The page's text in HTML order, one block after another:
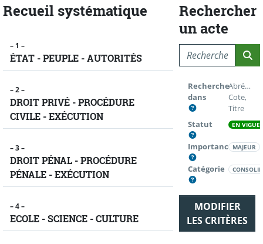
Recueil systématique
– 1 –
ÉTAT - PEUPLE - AUTORITÉS
– 2 –
DROIT PRIVÉ - PROCÉDURE
CIVILE - EXÉCUTION
– 3 –
DROIT PÉNAL - PROCÉDURE
PÉNALE - EXÉCUTION
– 4 –
ECOLE - SCIENCE - CULTURE
Rechercher
un acte
Champ de
Recherche
dans
Cote,
Titre
Statut
EN
ImportanceMAJEUR
Catégorie
MODIFIER
LES CRITÈRES